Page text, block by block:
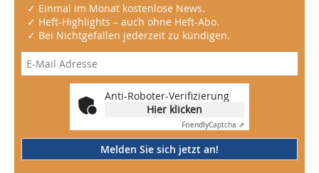
✓ Einmal im Monat kostenlose News.
✓ Heft-Highlights – auch ohne Heft-Abo.
✓ Bei Nichtgefallen jederzeit zu kündigen.
Anti-Roboter-Verifizierung
Hier klicken
FriendlyCaptcha ⇗
Melden Sie sich jetzt an!